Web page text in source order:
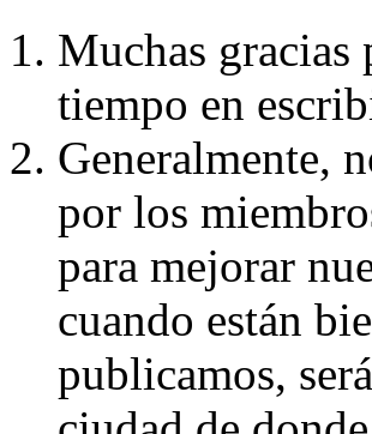
Muchas
tiempo en
Generalmente,
por los
para mejorar
cuando están
publicamos,